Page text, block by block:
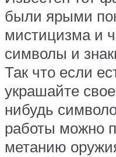
были ярыми
мистицизма и
символы и
Так что если
украшайте
нибудь
работы можно
метанию